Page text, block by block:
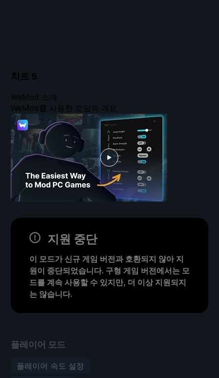
치트 5
지원 중단
이 모드가 신규 게임 버전과 호환되지 않아 지
원이 중단되었습니다. 구형 게임 버전에서는 모
드를 계속 사용할 수 있지만, 더 이상 지원되지
는 않습니다.
플레이어 모드
플레이어 속도 설정
WeMod 소개
WeMod를 사용한 모딩의 개요